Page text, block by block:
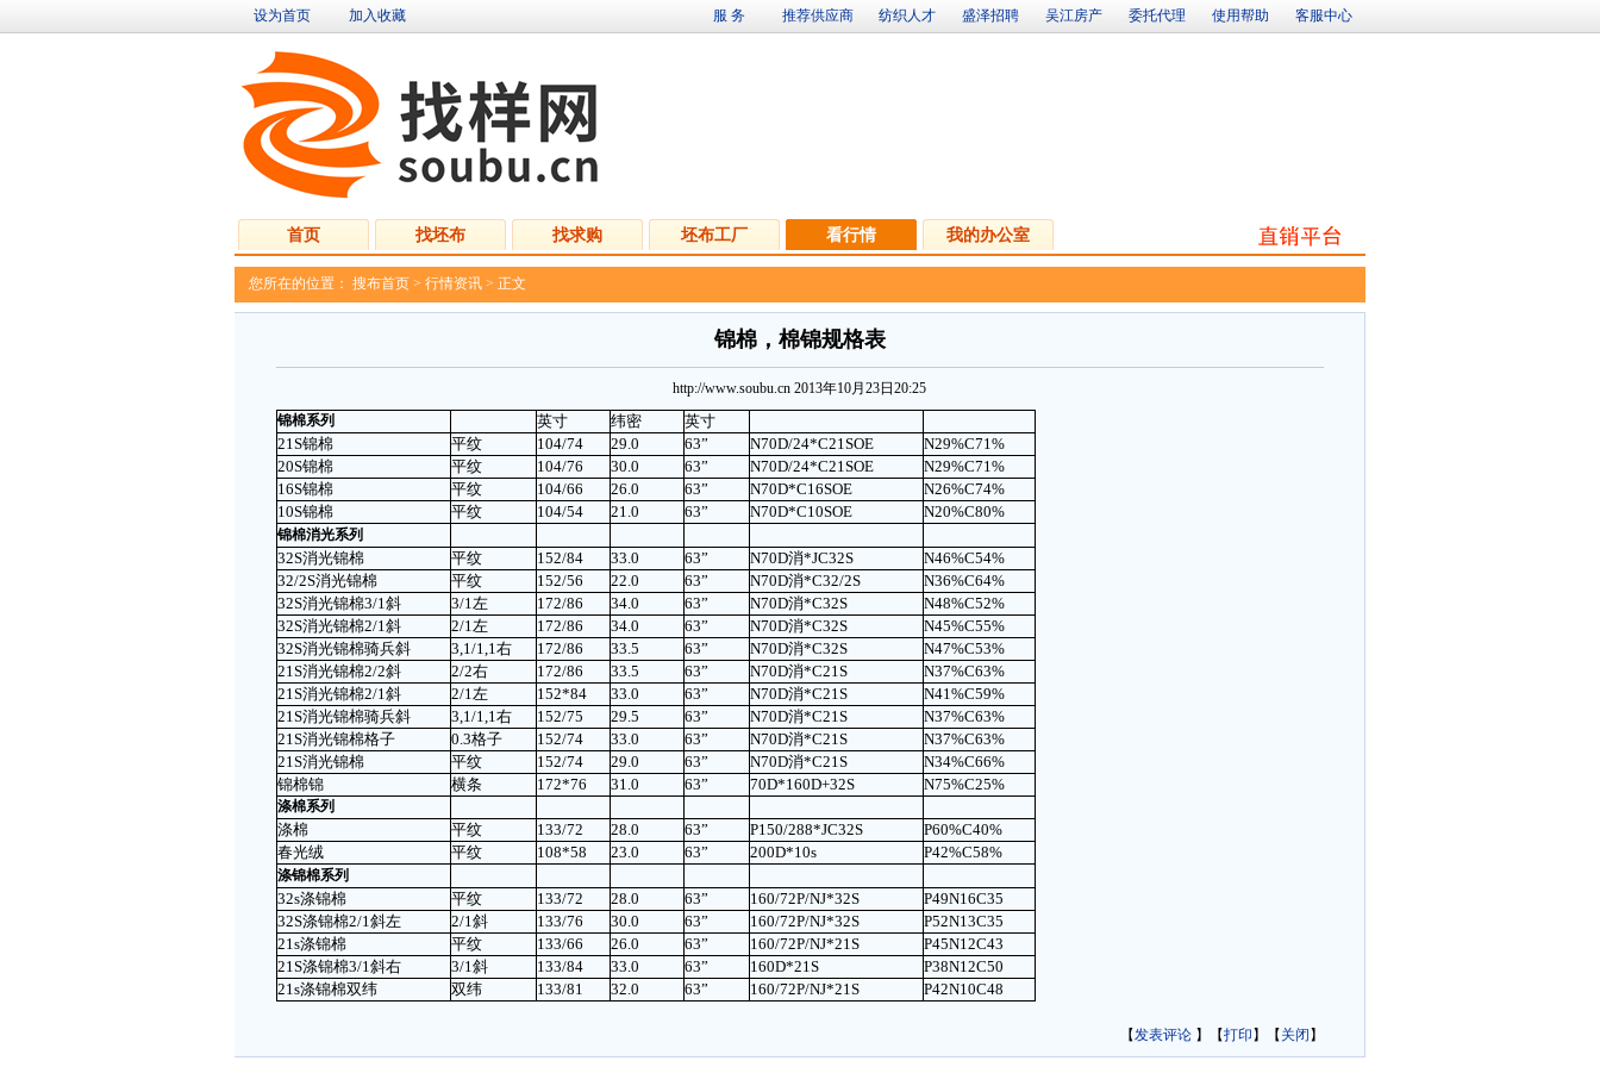
设为首页 加入收藏 服 务 推荐供应商 纺织人才 盛泽招聘 吴江房产 委托代理 使用帮助 客服中心
首页 找坯布 找求购 坯布工厂 看行情 我的办公室
您所在的位置： 搜布首页 > 行情资讯 > 正文
锦棉，棉锦规格表
http://www.soubu.cn 2013年10月23日20:25
锦棉系列
英寸 纬密
英寸
21S锦棉
平纹 104/74 29.0 63” N70D/24*C21SOE
N29%C71%
20S锦棉
平纹 104/76 30.0 63” N70D/24*C21SOE
N29%C71%
16S锦棉
平纹 104/66 26.0 63” N70D*C16SOE
N26%C74%
10S锦棉
平纹 104/54 21.0 63” N70D*C10SOE N20%C80%
锦棉消光系列
32S消光锦棉 平纹 152/84 33.0 63” N70D消*JC32S
N46%C54%
32/2S消光锦棉
平纹 152/56 22.0 63” N70D消*C32/2S
N36%C64%
32S消光锦棉3/1斜
3/1左 172/86 34.0 63” N70D消*C32S
N48%C52%
32S消光锦棉2/1斜
2/1左 172/86 34.0 63” N70D消*C32S
N45%C55%
32S消光锦棉骑兵斜
3,1/1,1右 172/86 33.5 63” N70D消*C32S
N47%C53%
21S消光锦棉2/2斜
2/2右 172/86 33.5 63” N70D消*C21S
N37%C63%
21S消光锦棉2/1斜
2/1左 152*84 33.0 63” N70D消*C21S
N41%C59%
21S消光锦棉骑兵斜
3,1/1,1右 152/75 29.5 63” N70D消*C21S
N37%C63%
21S消光锦棉格子
0.3格子 152/74 33.0 63” N70D消*C21S
N37%C63%
21S消光锦棉
平纹 152/74 29.0 63” N70D消*C21S
N34%C66%
锦棉锦
横条 172*76 31.0 63” 70D*160D+32S N75%C25%
涤棉系列
涤棉 平纹 133/72 28.0 63” P150/288*JC32S
P60%C40%
春光绒
平纹 108*58 23.0 63” 200D*10s P42%C58%
涤锦棉系列
32s涤锦棉 平纹 133/72 28.0 63” 160/72P/NJ*32S
P49N16C35
32S涤锦棉2/1斜左
2/1斜 133/76 30.0 63” 160/72P/NJ*32S
P52N13C35
21s涤锦棉
平纹 133/66 26.0 63” 160/72P/NJ*21S
P45N12C43
21S涤锦棉3/1斜右
3/1斜 133/84 33.0 63” 160D*21S
P38N12C50
21s涤锦棉双纬
双纬 133/81 32.0 63” 160/72P/NJ*21S P42N10C48
【发表评论 】【打印 】【 关闭 】